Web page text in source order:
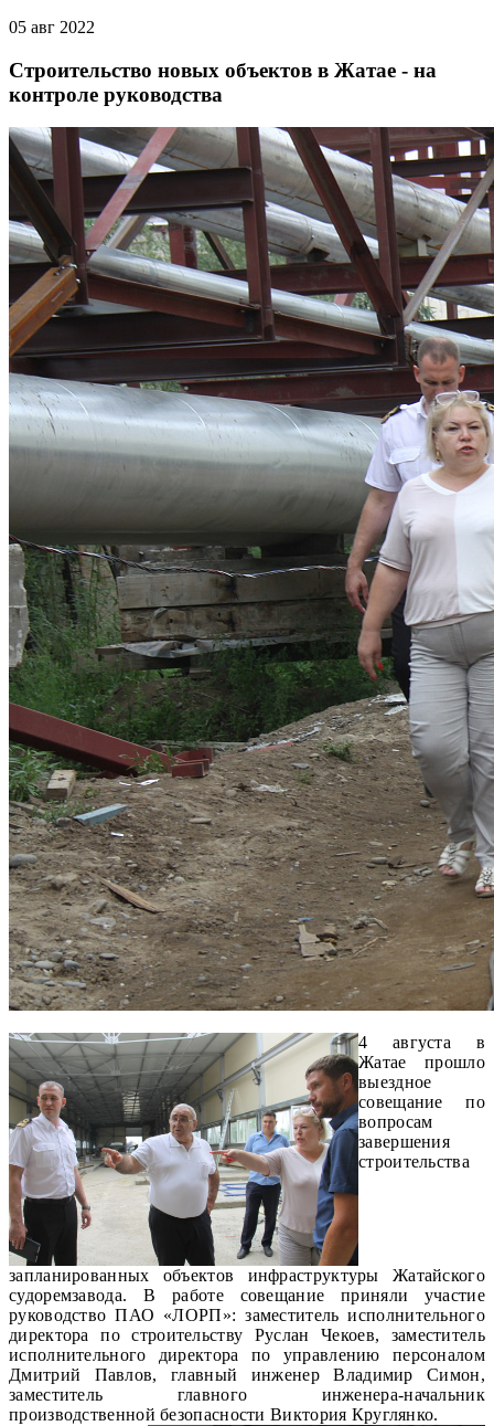
05 авг 2022
Строительство новых объектов в Жатае - на
контроле руководства
4 августа в
Жатае прошло
выездное
совещание по
вопросам
завершения
строительства
запланированных объектов инфраструктуры Жатайского
судоремзавода. В работе совещание приняли участие
руководство ПАО «ЛОРП»: заместитель исполнительного
директора по строительству Руслан Чекоев, заместитель
исполнительного директора по управлению персоналом
Дмитрий Павлов, главный инженер Владимир Симон,
заместитель главного инженера-начальник
производственной безопасности Виктория Круглянко.